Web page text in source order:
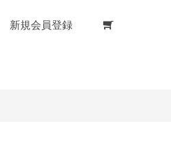
新規会員登録